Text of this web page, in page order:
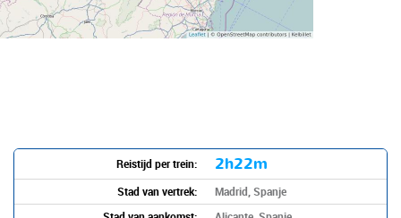
Reistijd per trein: 2h22m
Stad van vertrek:
Madrid, Spanje